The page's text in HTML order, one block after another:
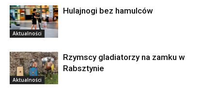
Aktualności
Hulajnogi bez hamulców
Aktualności
Rzymscy gladiatorzy na zamku w
Rabsztynie